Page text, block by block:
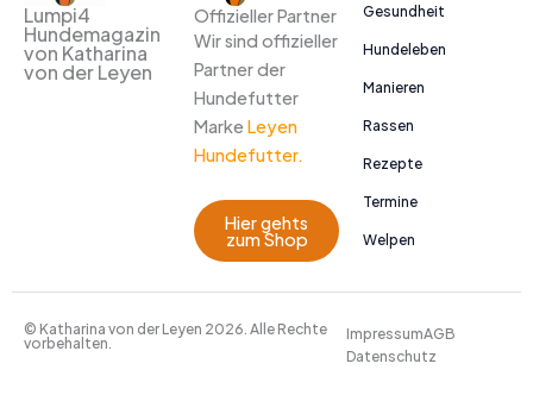
Lumpi4
Hundemagazin
von Katharina
von der Leyen
Offizieller Partner
Wir sind offizieller
Partner der
Hundefutter
Marke Leyen
Hundefutter.
Hier gehts
zum Shop
Gesundheit
Hundeleben
Manieren
Rassen
Rezepte
Termine
Welpen
© Katharina von der Leyen 2026. Alle Rechte
vorbehalten.
ImpressumAGB
Datenschutz